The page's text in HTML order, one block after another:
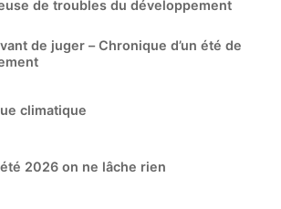
de troubles du développement
de juger – Chronique d’un été de
climatique
été 2026 on ne lâche rien